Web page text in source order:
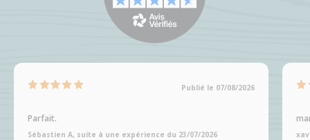
Publié le 07/08/2026
Parfait.
Sébastien A, suite à une expérience du 23/07/2026